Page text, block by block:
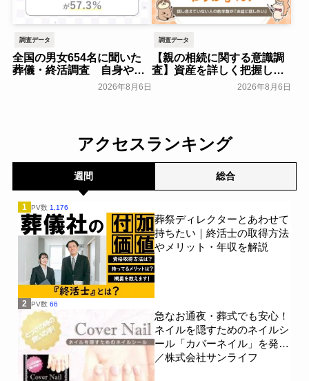
調査データ
全国の男女654名に聞いた
葬儀・終活調査 自身や家
族の葬儀について「特に考
えていない」が57.3％～
2026年8月6日
調査データ
【親の相続に関する意識調
査】資産を詳しく把握して
いる人はわずか7％？具体的
に話せていない人の約半数
て400名を対象に意識調査
2026年8月6日
アクセスランキング
週間 総合
1 PV数 1,176
葬祭ディレクターとあわせて
持ちたい｜終活士の取得方法
やメリット・年収を解説
2 PV数 66
急なお通夜・葬式でも安心！
ネイルを隠すためのネイルシ
ール「カバーネイル」を発売
／株式会社サンライフ